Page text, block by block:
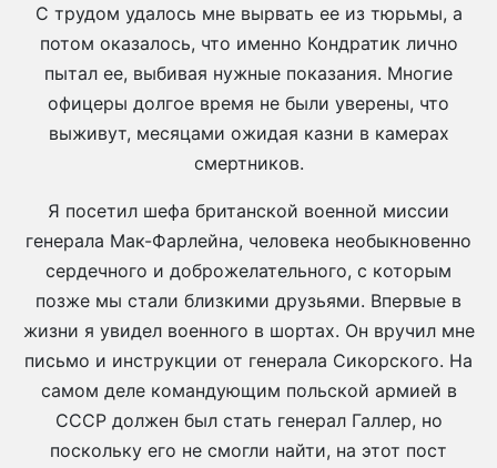
С трудом удалось мне вырвать ее из тюрьмы, а
потом оказалось, что именно Кондратик лично
пытал ее, выбивая нужные показания. Многие
офицеры долгое время не были уверены, что
выживут, месяцами ожидая казни в камерах
смертников.
Я посетил шефа британской военной миссии
генерала Мак-Фарлейна, человека необыкновенно
сердечного и доброжелательного, с которым
позже мы стали близкими друзьями. Впервые в
жизни я увидел военного в шортах. Он вручил мне
письмо и инструкции от генерала Сикорского. На
самом деле командующим польской армией в
СССР должен был стать генерал Галлер, но
поскольку его не смогли найти, на этот пост